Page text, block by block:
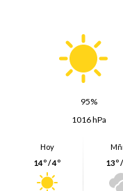
95%
1016 hPa
Hoy
14º / 4º
13º